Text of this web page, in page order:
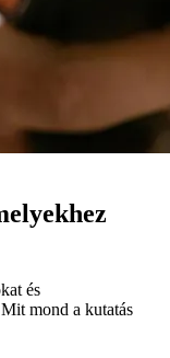
és
mond a kutatás